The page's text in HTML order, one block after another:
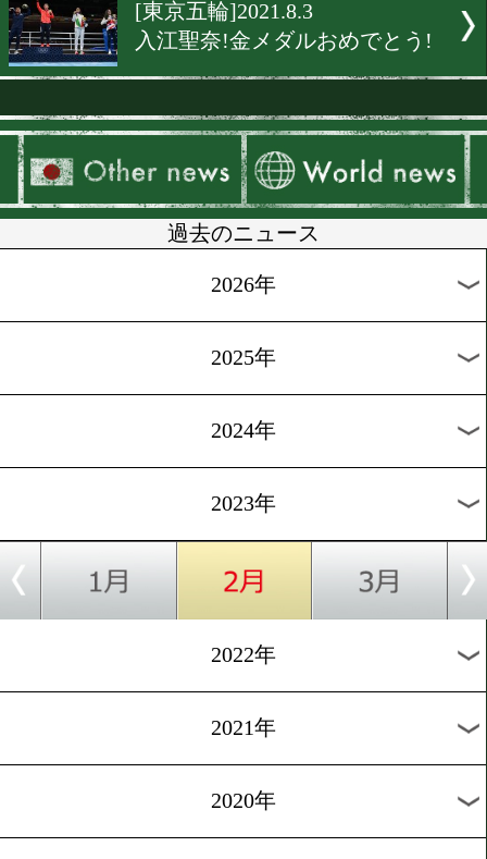
[東京五輪]2021.8.5
田中亮明!銅メダル獲得!
[東京五輪]2021.8.4
並木月海が銅メダル獲得!
とう!
村田諒太が入江聖奈を祝福
[祝福メッセージ]2021.8.3
井上尚弥が入江聖奈を祝福
[東京五輪]2021.8.3
入江聖奈!金メダルおめで
2026年